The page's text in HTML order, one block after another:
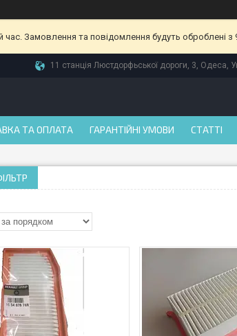
час. Замовлення та повідомлення будуть оброблені
11 станція Люстдорфьської дороги, 3, Одеса,
ТА ОПЛАТА ГАРАНТІЙНІ УМОВИ СТАТТІ